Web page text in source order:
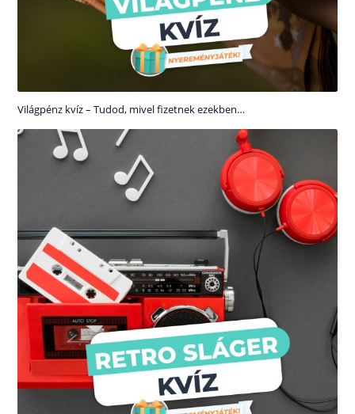
Világpénz kvíz – Tudod, mivel fizetnek ezekben…